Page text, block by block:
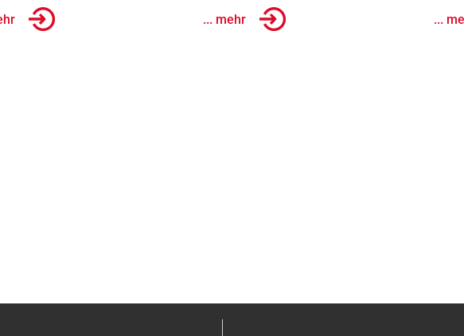
... mehr ...